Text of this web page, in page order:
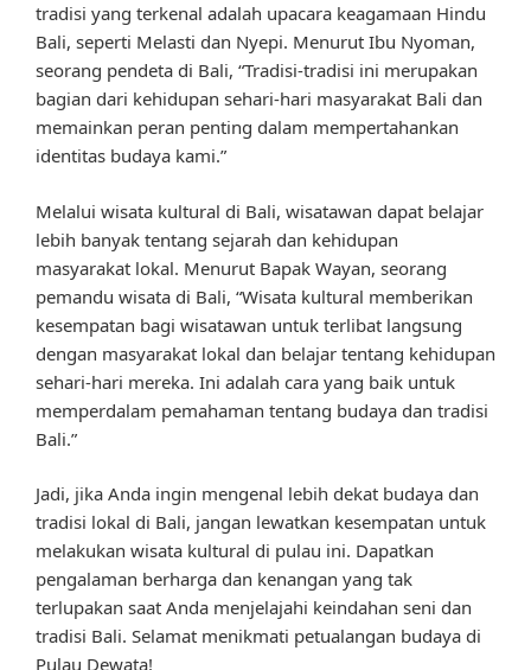
tradisi yang terkenal adalah upacara keagamaan Hindu
Bali, seperti Melasti dan Nyepi. Menurut Ibu Nyoman,
seorang pendeta di Bali, “Tradisi-tradisi ini merupakan
bagian dari kehidupan sehari-hari masyarakat Bali dan
memainkan peran penting dalam mempertahankan
identitas budaya kami.”
Melalui wisata kultural di Bali, wisatawan dapat belajar
lebih banyak tentang sejarah dan kehidupan
masyarakat lokal. Menurut Bapak Wayan, seorang
pemandu wisata di Bali, “Wisata kultural memberikan
kesempatan bagi wisatawan untuk terlibat langsung
dengan masyarakat lokal dan belajar tentang kehidupan
sehari-hari mereka. Ini adalah cara yang baik untuk
memperdalam pemahaman tentang budaya dan tradisi
Bali.”
Jadi, jika Anda ingin mengenal lebih dekat budaya dan
tradisi lokal di Bali, jangan lewatkan kesempatan untuk
melakukan wisata kultural di pulau ini. Dapatkan
pengalaman berharga dan kenangan yang tak
terlupakan saat Anda menjelajahi keindahan seni dan
tradisi Bali. Selamat menikmati petualangan budaya di
Pulau Dewata!